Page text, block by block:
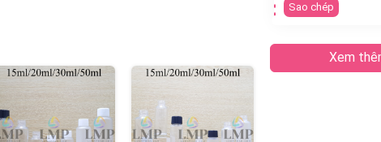
Sao chép
Xem